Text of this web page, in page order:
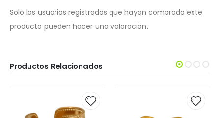
Solo los usuarios registrados que hayan comprado este
producto pueden hacer una valoración.
Productos Relacionados